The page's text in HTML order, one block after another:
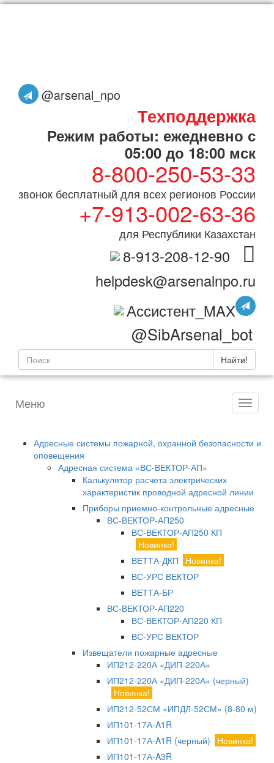
@arsenal_npo
Техподдержка
Режим работы: ежедневно с
05:00 до 18:00 мск
8-800-250-53-33
звонок бесплатный для всех регионов России
+7-913-002-63-36
для Республики Казахстан
8-913-208-12-90
helpdesk@arsenalnpo.ru
Ассистент_MAX
@SibArsenal_bot
Найти!
Меню
Адресные системы пожарной, охранной безопасности и
оповещения
Адресная система «ВС-ВЕКТОР-АП»
Калькулятор расчета электрических
характеристик проводной адресной линии
Приборы приемно-контрольные адресные
ВС-ВЕКТОР-АП250
ВС-ВЕКТОР-АП250 КП
Новинка!
ВЕТТА-ДКП
Новинка!
ВС-УРС ВЕКТОР
ВЕТТА-БР
ВС-ВЕКТОР-АП220
ВС-ВЕКТОР-АП220 КП
ВС-УРС ВЕКТОР
Извещатели пожарные адресные
ИП212-220А «ДИП-220А»
ИП212-220А «ДИП-220А» (черный)
Новинка!
ИП212-52СМ «ИПДЛ-52СМ» (8-80 м)
ИП101-17А-A1R
ИП101-17А-A1R (черный)
Новинка!
ИП101-17А-A3R